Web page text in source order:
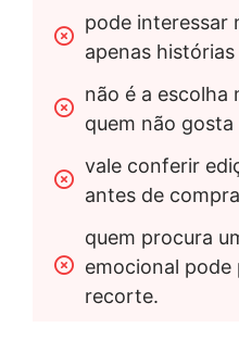
pode interessar
apenas
não é a escolha
quem não
vale conferir
antes de
quem procura
emocional
recorte.